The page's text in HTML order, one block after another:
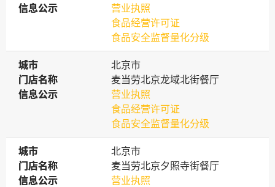
信息公示
信息公示
营业执照
食品经营许可证
食品安全监督量化分级
城市
城市
北京市
门店名称
门店名称
麦当劳北京龙域北街餐厅
信息公示
信息公示
营业执照
食品经营许可证
食品安全监督量化分级
城市
城市
北京市
门店名称
门店名称
麦当劳北京夕照寺街餐厅
信息公示
信息公示
营业执照